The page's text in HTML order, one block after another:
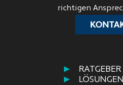
LÖSUNGEN
richtigen